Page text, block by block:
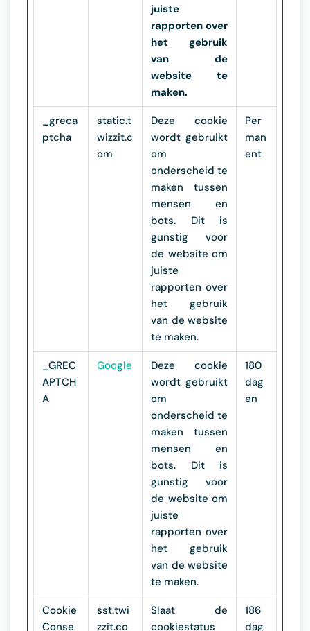
juiste
rapporten over
het gebruik
van de
website te
maken.
_greca
ptcha
static.t
wizzit.c
om
Deze cookie
wordt gebruikt
om
onderscheid te
maken tussen
mensen en
bots. Dit is
gunstig voor
de website om
juiste
rapporten over
het gebruik
van de website
te maken.
Per
man
ent
_GREC
APTCH
A
Google
Deze cookie
wordt gebruikt
om
onderscheid te
maken tussen
mensen en
bots. Dit is
gunstig voor
de website om
juiste
rapporten over
het gebruik
van de website
te maken.
180
dag
en
Cookie
Conse
sst.twi
zzit.co
Slaat de
cookiestatus
186
dag